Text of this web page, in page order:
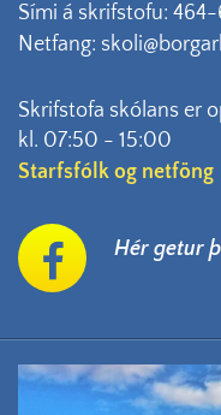
Sími á skrifstofu: 464-
Netfang:
Skrifstofa skólans er
kl. 07:50 - 15:00
Starfsfólk og netföng
Hér getur